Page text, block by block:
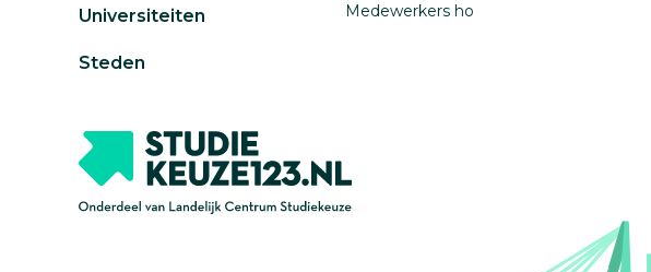
Universiteiten
Steden
Medewerkers ho